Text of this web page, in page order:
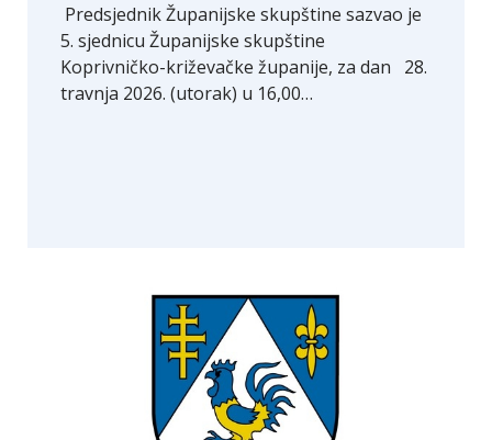
Predsjednik Županijske skupštine sazvao je
5. sjednicu Županijske skupštine
Koprivničko-križevačke županije, za dan 28.
travnja 2026. (utorak) u 16,00…